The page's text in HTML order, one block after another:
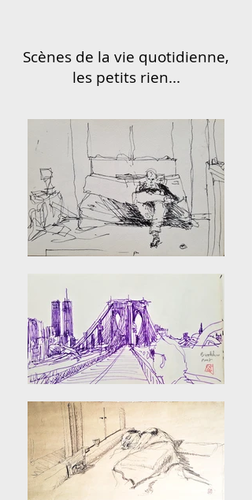
Scènes de la vie quotidienne,
les petits rien...